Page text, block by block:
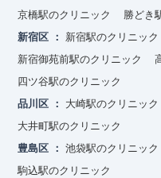
京橋駅のクリニック
勝どき
新宿区
新宿駅のクリニック
新宿御苑前駅のクリニック
四ツ谷駅のクリニック
品川区
大崎駅のクリニック
大井町駅のクリニック
豊島区
池袋駅のクリニック
駒込駅のクリニック